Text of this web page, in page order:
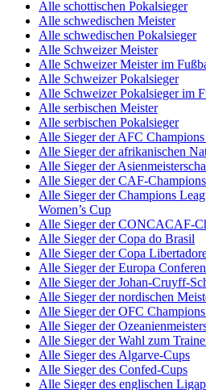
Alle schottischen Pokalsieger
Alle schwedischen Meister
Alle schwedischen Pokalsieger
Alle Schweizer Meister
Alle Schweizer Meister im
Alle Schweizer Pokalsieger
Alle Schweizer Pokalsieger im
Alle serbischen Meister
Alle serbischen Pokalsieger
Alle Sieger der AFC
Alle Sieger der afrikanischen
Alle Sieger der
Alle Sieger der CAF-
Alle Sieger der Champions
Women’s Cup
Alle Sieger der CONCACAF-
Alle Sieger der Copa do Brasil
Alle Sieger der Copa
Alle Sieger der Europa
Alle Sieger der Johan-Cruyff-
Alle Sieger der nordischen
Alle Sieger der OFC
Alle Sieger der
Alle Sieger der Wahl zum
Alle Sieger des Algarve-Cups
Alle Sieger des Confed-Cups
Alle Sieger des englischen